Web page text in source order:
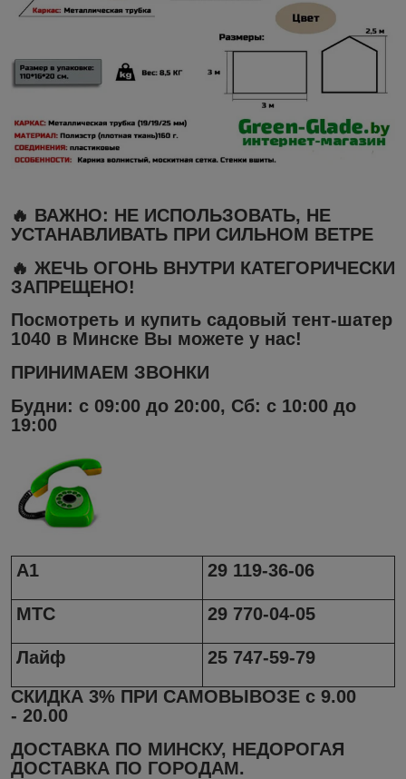
🔥 ВАЖНО: НЕ ИСПОЛЬЗОВАТЬ, НЕ
УСТАНАВЛИВАТЬ ПРИ СИЛЬНОМ ВЕТРЕ
🔥 ЖЕЧЬ ОГОНЬ ВНУТРИ КАТЕГОРИЧЕСКИ
ЗАПРЕЩЕНО!
Посмотреть и купить садовый тент-шатер
1040 в Минске Вы можете у нас!
ПРИНИМАЕМ ЗВОНКИ
Будни: с 09:00 до 20:00, Сб: с 10:00 до
19:00
А1 29 119-36-06
МТС 29 770-04-05
Лайф
25 747-59-79
СКИДКА 3% ПРИ САМОВЫВОЗЕ с 9.00
- 20.00
ДОСТАВКА ПО МИНСКУ, НЕДОРОГАЯ
ДОСТАВКА ПО ГОРОДАМ.